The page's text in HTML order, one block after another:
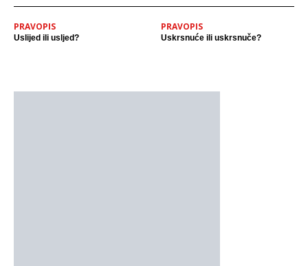
PRAVOPIS
Uslijed ili usljed?
PRAVOPIS
Uskrsnuće ili uskrsnuče?